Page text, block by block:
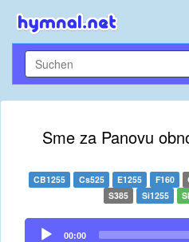
Sme za Panovu
CB1255 Cs525 E1255 F160
S385
Si1255
Audio
00:00